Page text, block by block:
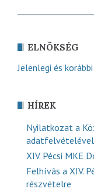
ELNÖKSÉG
Jelenlegi és
HÍREK
Nyilatkozat a
XIV. Pécsi MKE
Felhívás a XIV.
részvételre